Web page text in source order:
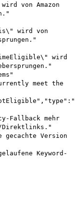
von Amazon
wird von
wird
meet the
Fallback mehr
Direktlinks."
gecachte Version
Keyword-